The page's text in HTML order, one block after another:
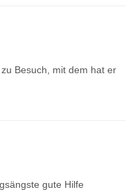
Besuch, mit dem hat er
gute Hilfe